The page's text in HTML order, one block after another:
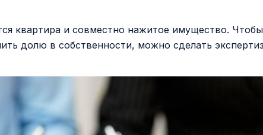
квартира и совместно нажитое имущество.
долю в собственности, можно сделать